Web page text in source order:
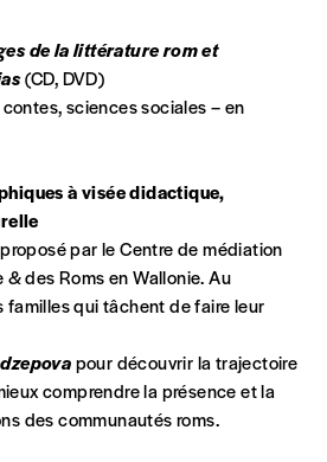
un
bien ou d’un service, qui
pour lui de payer le prix
Dans l’objectif de rendre nos
accessibles, et
aux valeurs de
de notre publication.
donc être inférieure, égale
prix indicatif. De cette
le travail de l’équipe
vos moyens et vos
pour l’année civile en
de la littérature rom et
(CD, DVD)
sciences sociales – en
à visée didactique,
proposé par le Centre de médiation
des Roms en Wallonie. Au
familles qui tâchent de faire leur
pour découvrir la trajectoire
comprendre la présence et la
des communautés roms.